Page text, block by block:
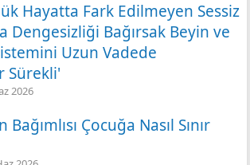
Hayatta Fark Edilmeyen Sessiz
Dengesizliği Bağırsak Beyin ve
Uzun Vadede
Sürekli'
2026
Çocuğa Nasıl Sınır